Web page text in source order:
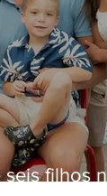
filhos